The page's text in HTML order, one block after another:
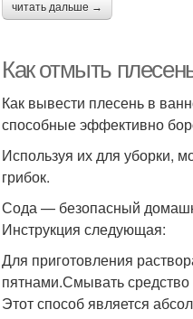
читать дальше →
Как отмыть
Как вывести плесень в
способные эффективно
Используя их для уборки,
грибок.
Сода — безопасный
Инструкция следующая:
Для приготовления
пятнами.Смывать
Этот способ является